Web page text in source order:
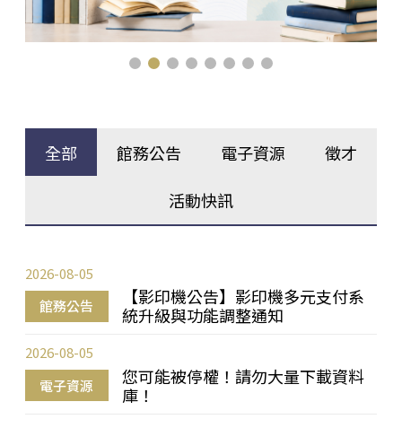
全部 館務公告 電子資源 徵才
活動快訊
館務公告
【影印機公告】影印機多元支付系
統升級與功能調整通知
2026-08-05
電子資源
您可能被停權！請勿大量下載資料
庫！
2026-08-05